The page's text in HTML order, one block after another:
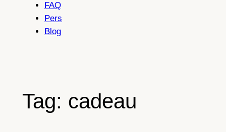
FAQ
Pers
Blog
Tag: cadeau